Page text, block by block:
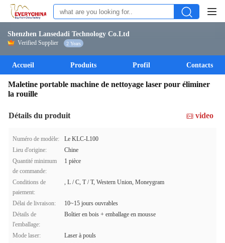
Shenzhen Lansedadi Technology Co.Ltd
Verified Supplier 2 Years
Accueil Produits Profil Contacts
Maletine portable machine de nettoyage laser pour éliminer
la rouille
Détails du produit video
Numéro de modèle:
Le KLC-L100
Lieu d'origine:
Chine
Quantité minimum
de commande:
1 pièce
Conditions de
paiement:
, L / C, T / T, Western Union, Moneygram
Délai de livraison:
10~15 jours ouvrables
Détails de
l'emballage:
Boîtier en bois + emballage en mousse
Mode laser:
Laser à pouls